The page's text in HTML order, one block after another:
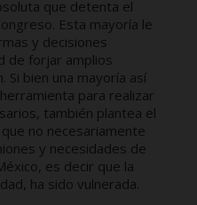
que detenta el
Esta mayoría le
y decisiones
de forjar amplios
Si bien una mayoría así
para realizar
también plantea el
no necesariamente
y necesidades de
es decir que la
ha sido vulnerada.